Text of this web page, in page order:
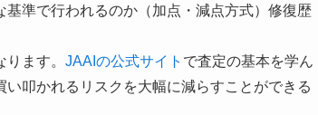
準で行われるのか（加点・減点方式）修復歴
ます。 JAAIの公式サイト で査定の基本を学ん
叩かれるリスクを大幅に減らすことができる